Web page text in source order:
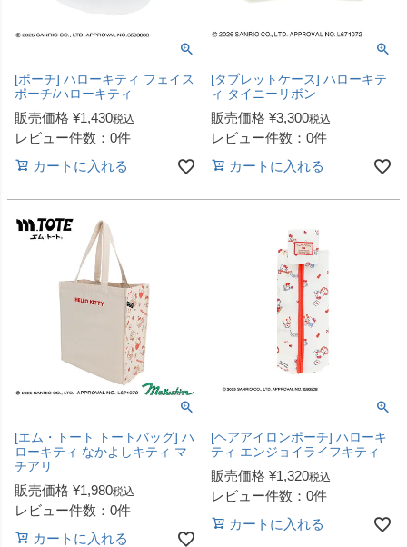
[ポーチ] ハローキティ フェイス
ポーチ/ハローキティ
販売価格 ¥1,430税込
レビュー件数：0件
カートに入れる
[タブレットケース] ハローキテ
ィ タイニーリボン
販売価格 ¥3,300税込
レビュー件数：0件
カートに入れる
[エム・トート トートバッグ] ハ
ローキティ なかよしキティ マ
チアリ
販売価格 ¥1,980税込
レビュー件数：0件
カートに入れる
[ヘアアイロンポーチ] ハローキ
ティ エンジョイライフキティ
販売価格 ¥1,320税込
レビュー件数：0件
カートに入れる